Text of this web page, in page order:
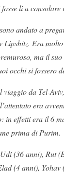
lì a consolare
andato a
Era molto
ma il
occhi si fossero
da Tel-
era
in effetti era il 6
prima di Purim.
(36 anni), Rut
(4 anni), Yohav